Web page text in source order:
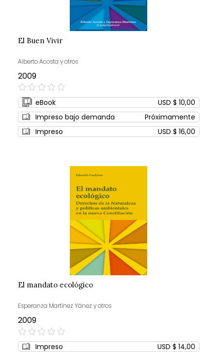
El Buen Vivir
Alberto Acosta y otros
2009
0%
eBook
USD $ 10,00
Impreso bajo demanda
Próximamente
Impreso
USD $ 16,00
El mandato ecológico
Esperanza Martínez Yánez y otros
2009
0%
Impreso
USD $ 14,00